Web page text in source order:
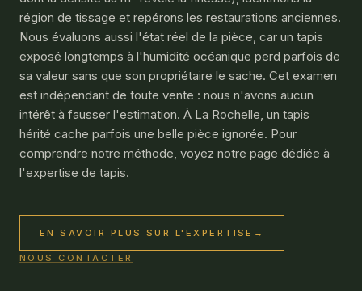
région de tissage et repérons les restaurations anciennes.
Nous évaluons aussi l'état réel de la pièce, car un tapis
exposé longtemps à l'humidité océanique perd parfois de
sa valeur sans que son propriétaire le sache. Cet examen
est indépendant de toute vente : nous n'avons aucun
intérêt à fausser l'estimation. À La Rochelle, un tapis
hérité cache parfois une belle pièce ignorée. Pour
comprendre notre méthode, voyez notre page dédiée à
l'expertise de tapis.
EN SAVOIR PLUS SUR L'EXPERTISE →
NOUS CONTACTER